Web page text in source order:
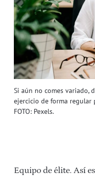
Si aún no comes variado,
ejercicio de forma
FOTO: Pexels.
Equipo de élite. Así